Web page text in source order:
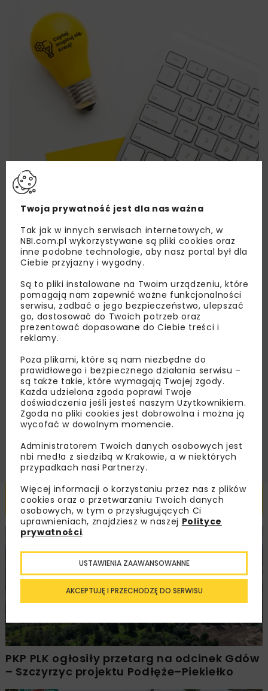
Lubisz wiedzieć więcej?
Zapisz się do newslettera aby otrzymywać od
nas najlepsze informacje branżowe,
zaproszenia na wydarzenia, atrakcyjne oferty i
dedykowane akcje specjalne.
Zapoznałam/em się zPolityką Prywatnościi
Regulaminemoraz wyrażam zgodę na otrzymywanie na
podany przeze mnie adres e-mail korespondencji
handlowej w postaci newslettera.
Powiązane artykuły
PKP PLK ogłosiły przetarg na odcinek Gdów
– Szczyrzyc projektu Podłęże–Piekiełko
Twoja prywatność jest dla nas ważna
Tak jak w innych serwisach internetowych, w
NBI.com.pl wykorzystywane są pliki cookies oraz
inne podobne technologie, aby nasz portal był dla
Ciebie przyjazny i wygodny.
Są to pliki instalowane na Twoim urządzeniu, które
pomagają nam zapewnić ważne funkcjonalności
serwisu, zadbać o jego bezpieczeństwo, ulepszać
go, dostosować do Twoich potrzeb oraz
prezentować dopasowane do Ciebie treści i
reklamy.
Poza plikami, które są nam niezbędne do
prawidłowego i bezpiecznego działania serwisu –
są także takie, które wymagają Twojej zgody.
Każda udzielona zgoda poprawi Twoje
doświadczenia jeśli jesteś naszym Użytkownikiem.
Zgoda na pliki cookies jest dobrowolna i można ją
wycofać w dowolnym momencie.
Administratorem Twoich danych osobowych jest
nbi med!a z siedzibą w Krakowie, a w niektórych
przypadkach nasi Partnerzy.
Więcej informacji o korzystaniu przez nas z plików
cookies oraz o przetwarzaniu Twoich danych
osobowych, w tym o przysługujących Ci
uprawnieniach, znajdziesz w naszej Polityce
prywatności.
AKCEPTUJĘ I PRZECHODZĘ DO SERWISU
USTAWIENIA ZAAWANSOWANNE